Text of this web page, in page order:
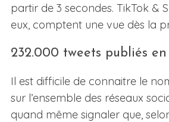
partir de 3 secondes. TikTok &
eux, comptent une vue dès la
232.000 tweets publiés
Il est difficile de connaitre le
sur l’ensemble des réseaux
quand même signaler que,